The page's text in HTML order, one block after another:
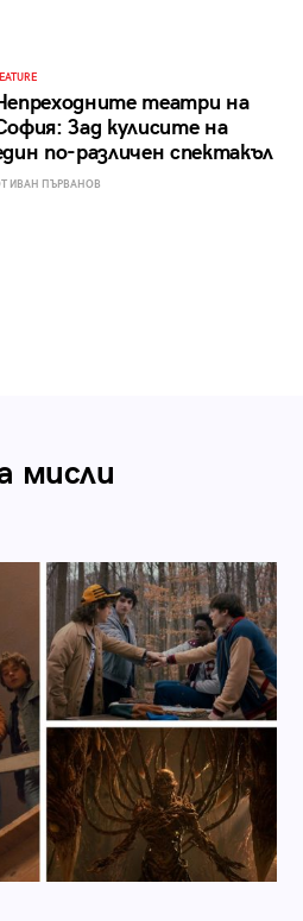
театри на
Зад кулисите на
по-различен спектакъл
ИВАН ПЪРВАНОВ
мисли